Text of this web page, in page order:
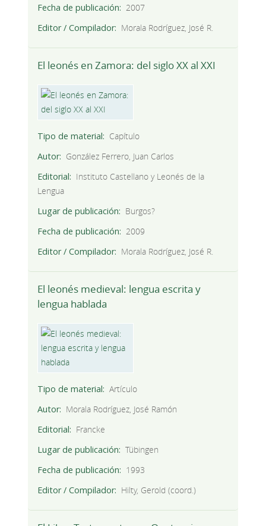
Fecha de publicación
2007
Editor / Compilador
Morala Rodríguez, José R.
El leonés en Zamora: del siglo XX al XXI
Tipo de material
Capítulo
Autor
González Ferrero, Juan Carlos
Editorial
Instituto Castellano y Leonés de la
Lengua
Lugar de publicación
Burgos?
Fecha de publicación
2009
Editor / Compilador
Morala Rodríguez, José R.
El leonés medieval: lengua escrita y
lengua hablada
Tipo de material
Artículo
Autor
Morala Rodríguez, José Ramón
Editorial
Francke
Lugar de publicación
Tübingen
Fecha de publicación
1993
Editor / Compilador
Hilty, Gerold (coord.)